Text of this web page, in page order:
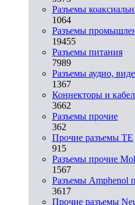
Разъeмы
1064
Разъeмы
19455
Разъeмы питания
7989
Разъeмы аудио,
1367
Коннекторы и
3662
Разъeмы прочие
362
Прочие разъемы TE
915
Разъемы прочие
1567
Разъемы Amphenol
3617
Прочие разъемы